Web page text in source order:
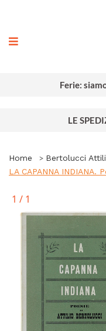
Ferie:
LE
Home
Bertolucci
LA CAPANNA INDIANA.
1 / 1